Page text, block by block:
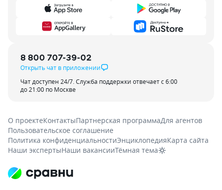
8 800 707-39-02
Открыть чат в приложении
Чат доступен 24/7. Служба поддержки отвечает с 6:00
до 21:00 по Москве
О проектеКонтактыПартнерская программаДля агентов
Пользовательское соглашение
Политика конфиденциальностиЭнциклопедияКарта сайта
Наши экспертыНаши вакансииТёмная тема